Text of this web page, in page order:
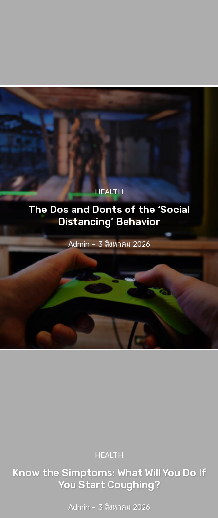
HEALTH
The Dos and Donts of the ‘Social
Distancing’ Behavior
Admin - 3 สิงหาคม 2026
HEALTH
Know the Simptoms: What Will You Do If
You Start Coughing?
Admin - 3 สิงหาคม 2026